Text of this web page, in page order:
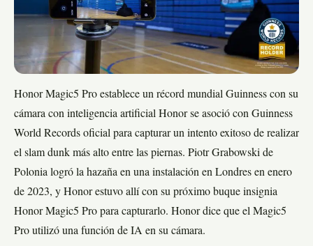
Honor Magic5 Pro establece un récord mundial Guinness con su
cámara con inteligencia artificial Honor se asoció con Guinness
World Records oficial para capturar un intento exitoso de realizar
el slam dunk más alto entre las piernas. Piotr Grabowski de
Polonia logró la hazaña en una instalación en Londres en enero
de 2023, y Honor estuvo allí con su próximo buque insignia
Honor Magic5 Pro para capturarlo. Honor dice que el Magic5
Pro utilizó una función de IA en su cámara.